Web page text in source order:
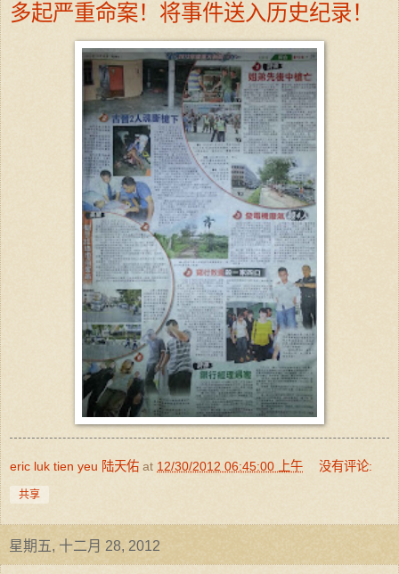
多起严重命案！将事件送入历史纪录！
eric luk tien yeu 陆天佑 at 12/30/2012 06:45:00 上午 没有评论:
共享
星期五, 十二月 28, 2012